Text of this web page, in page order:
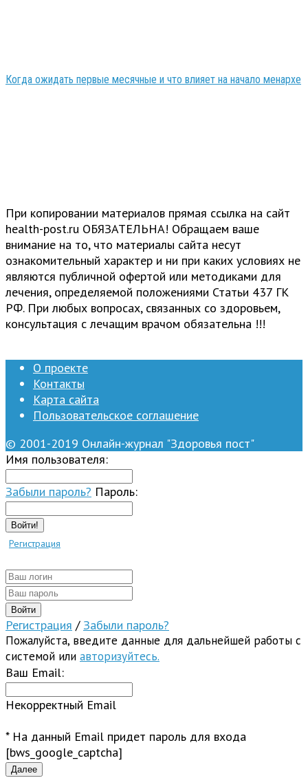
Когда ожидать первые месячные и что влияет на начало менархе
При копировании материалов прямая ссылка на сайт
health-post.ru ОБЯЗАТЕЛЬНА! Обращаем ваше
внимание на то, что материалы сайта несут
ознакомительный характер и ни при каких условиях не
являются публичной офертой или методиками для
лечения, определяемой положениями Статьи 437 ГК
РФ. При любых вопросах, связанных со здоровьем,
консультация с лечащим врачом обязательна !!!
О проекте
Контакты
Карта сайта
Пользовательское соглашение
© 2001-2019 Онлайн-журнал "Здоровья пост"
Имя пользователя:
Забыли пароль? Пароль:
Войти!
Регистрация
Регистрация / Забыли пароль?
Пожалуйста, введите данные для дальнейшей работы с
системой или авторизуйтесь.
Ваш Email:
Некорректный Email
* На данный Email придет пароль для входа
[bws_google_captcha]